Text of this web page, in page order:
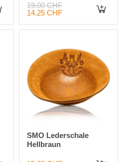
19.00 CHF
14.25 CHF
SMO Lederschale
Hellbraun